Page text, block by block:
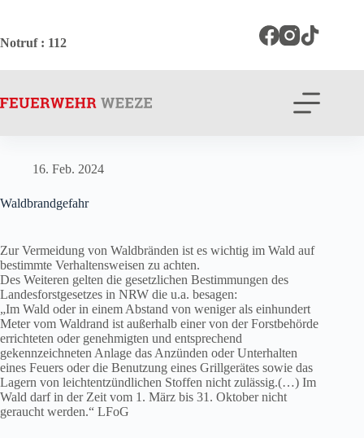
springen
Notruf: 112
16. Feb. 2024
Waldbrandgefahr
Zur Vermeidung von Waldbränden ist es wichtig im Wald auf
bestimmte Verhaltensweisen zu achten.
Des Weiteren gelten die gesetzlichen Bestimmungen des
Landesforstgesetzes in NRW die u.a. besagen:
„Im Wald oder in einem Abstand von weniger als einhundert
Meter vom Waldrand ist außerhalb einer von der Forstbehörde
errichteten oder genehmigten und entsprechend
gekennzeichneten Anlage das Anzünden oder Unterhalten
eines Feuers oder die Benutzung eines Grillgerätes sowie das
Lagern von leichtentzündlichen Stoffen nicht zulässig.(…) Im
Wald darf in der Zeit vom 1. März bis 31. Oktober nicht
geraucht werden.“ LFoG